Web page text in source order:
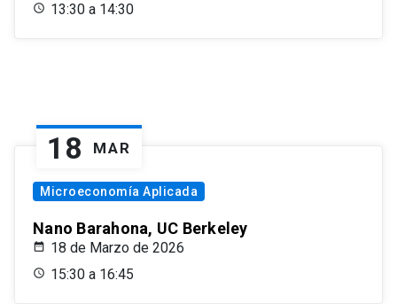
13:30 a 14:30
18 MAR
Microeconomía Aplicada
Nano Barahona, UC Berkeley
18 de Marzo de 2026
15:30 a 16:45